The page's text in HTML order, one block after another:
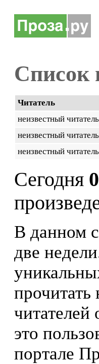
Список
Читатель
неизвестный
неизвестный
неизвестный
Сегодня 0
В данном
две
прочитать
читателей
это
портале